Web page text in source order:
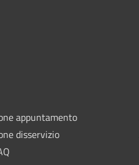
appuntamento
disservizio